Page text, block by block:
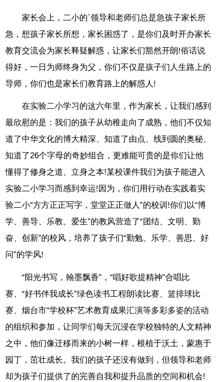
家长会上，二小的`领导和老师们总是急孩子家长所
急，想孩子家长所想，家长困惑了，是你们及时开办家长
教育交流会为家长释疑解惑，让家长们豁然开朗!俗话说
得好，一日为师终身为父，你们不仅是孩子们人生路上的
导师，你们也是家长们教育路上的解惑人!
在实验二小学习的这六年里，作为家长，让我们感到
最欣慰的是：我们的孩子从幼稚走向了成熟，他们不仅知
道了中华文化的博大精深、知道了由点、线到圆的奥秘、
知道了26个字母的奇妙组合，更难能可贵的是你们让他
懂得了修身之道、立身之本!某校课件我们为孩子能进入
实验二小学习而感到幸运!因为，你们用行动在实践着实
验二小“方方正正写字，堂堂正正做人”的校训!你们以“博
学、善导、乐教、爱生”的教风营造了“团结、文明、勤
奋、创新”的校风，培养了孩子们“勤勉、乐学、善思、好
问”的学风!
“阳光书写，翰墨飘香”，“唱好歌提精神”合唱比
赛、“好书伴我成长”绿色读书工程朗读比赛、篮排球比
赛、烟台市“学校杯”艺术教育成果汇演等多彩多姿的活动
的组织和参加，让同学们每天沉浸在学校独特的人文精神
之中，他们像迁移而来的小树一样，根植于沃土，蒙惠于
园丁，茁壮成长。我们的孩子还没有做到，但领导和老师
却为孩子们提供了的完善自我和提升品质的空间和机会!